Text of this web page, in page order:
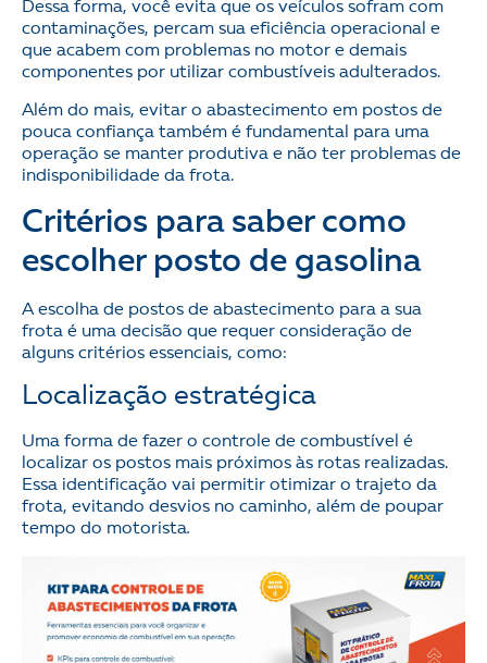
Dessa forma, você evita que os veículos sofram com
contaminações, percam sua eficiência operacional e
que acabem com problemas no motor e demais
componentes por utilizar combustíveis adulterados.
Além do mais, evitar o abastecimento em postos de
pouca confiança também é fundamental para uma
operação se manter produtiva e não ter problemas de
indisponibilidade da frota.
Critérios para saber como
escolher posto de gasolina
A escolha de postos de abastecimento para a sua
frota é uma decisão que requer consideração de
alguns critérios essenciais, como:
Localização estratégica
Uma forma de fazer o controle de combustível é
localizar os postos mais próximos às rotas realizadas.
Essa identificação vai permitir otimizar o trajeto da
frota, evitando desvios no caminho, além de poupar
tempo do motorista.